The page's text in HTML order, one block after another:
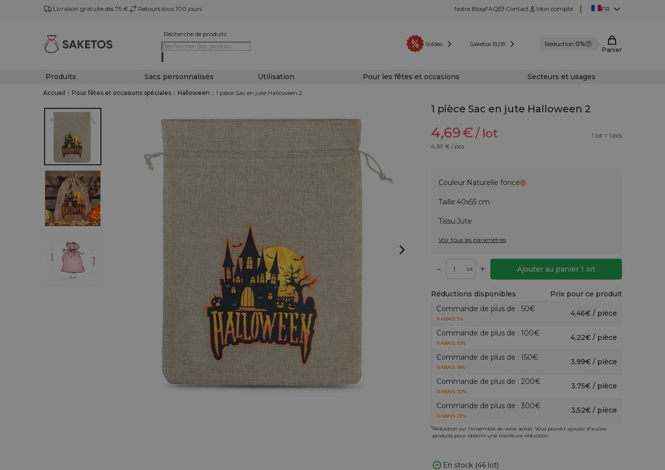
Livraison gratuite dès 75 € Retours sous 100 jours Notre BlogFAQ Contact Mon compte FR
Recherche de produits
Soldes
Saketos B2B Réduction:0%
Panier
Produits Sacs personnalisés Utilisation Pour les fêtes et occasions Secteurs et usages
Accueil | Pour fêtes et occasions spéciales | Halloween | 1 pièce Sac en jute Halloween 2
1 pièce Sac en jute Halloween 2
4,69€/ lot
1 lot = 1 pcs
4,69 € / pcs
Couleur:Naturelle foncé
Taille:40x55 cm
Tissu:Jute
Voir tous les paramètres
– lot + Ajouter au panier 1 lot
Réductions disponibles
Prix pour ce produit
Commande de plus de : 50€
RABAIS 5%
4,46€ / pièce
Commande de plus de : 100€
RABAIS 10%
4,22€ / pièce
Commande de plus de : 150€
RABAIS 15%
3,99€ / pièce
Commande de plus de : 200€
RABAIS 20%
3,75€ / pièce
Commande de plus de : 300€
RABAIS 25%
3,52€ / pièce
*Réduction sur l'ensemble de votre achat. Vous pouvez ajouter d'autres
produits pour obtenir une meilleure réduction.
En stock (46 lot)